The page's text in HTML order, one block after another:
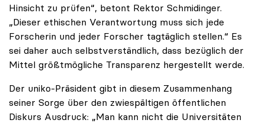
Hinsicht zu prüfen“, betont Rektor Schmidinger.
„Dieser ethischen Verantwortung muss sich jede
Forscherin und jeder Forscher tagtäglich stellen.“ Es
sei daher auch selbstverständlich, dass bezüglich der
Mittel größtmögliche Transparenz hergestellt werde.
Der uniko-Präsident gibt in diesem Zusammenhang
seiner Sorge über den zwiespältigen öffentlichen
Diskurs Ausdruck: „Man kann nicht die Universitäten